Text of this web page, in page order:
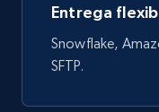
Digikey - Products
Description,
Entrega
Snowflake,
SFTP.